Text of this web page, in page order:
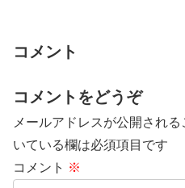
コメント
コメントをどうぞ
メールアドレスが公開される
いている欄は必須項目です
コメント ※